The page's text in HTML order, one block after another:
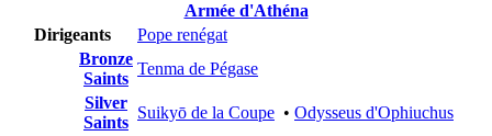
Armée d'Athéna
Dirigeants
Pope renégat
Bronze
Saints
Tenma de Pégase
Silver
Saints
Suikyō de la Coupe • Odysseus d'Ophiuchus